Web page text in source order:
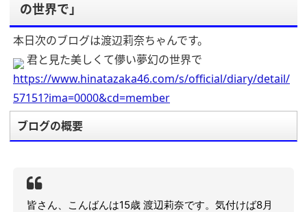
の世界で」
本日次のブログは渡辺莉奈ちゃんです。
君と見た美しくて儚い夢幻の世界で
https://www.hinatazaka46.com/s/official/diary/detail/
57151?ima=0000&cd=member
ブログの概要
皆さん、こんばんは15歳 渡辺莉奈です。 気付けば8月